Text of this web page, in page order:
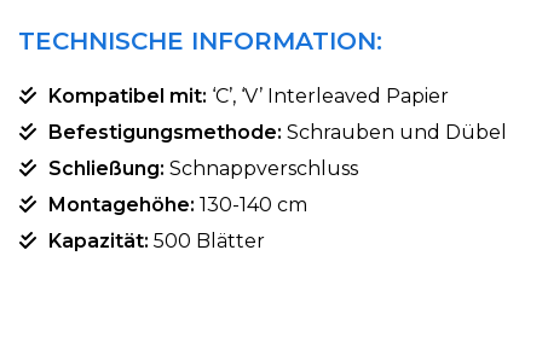
TECHNISCHE INFORMATION:
Kompatibel mit: ‘C’, ‘V’ Interleaved Papier
Befestigungsmethode: Schrauben und Dübel
Schließung: Schnappverschluss
Montagehöhe: 130-140 cm
Kapazität: 500 Blätter